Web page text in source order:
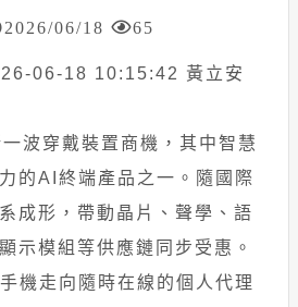
2026/06/18 65
06-18 10:15:42 黃立安
波穿戴裝置商機，其中智慧
的AI終端產品之一。隨國際
成形，帶動晶片、聲學、語
示模組等供應鏈同步受惠。
機走向隨時在線的個人代理